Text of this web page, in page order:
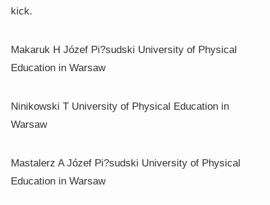
kick.
Makaruk H Józef Pi?sudski University of Physical
Education in Warsaw
Ninikowski T University of Physical Education in
Warsaw
Mastalerz A Józef Pi?sudski University of Physical
Education in Warsaw